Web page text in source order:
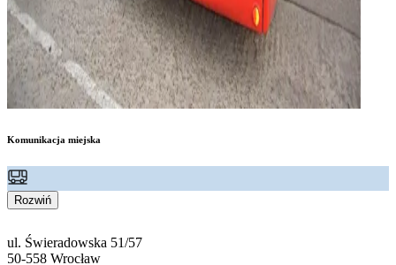
Komunikacja miejska
Rozwiń
ul. Świeradowska 51/57
50-558 Wrocław